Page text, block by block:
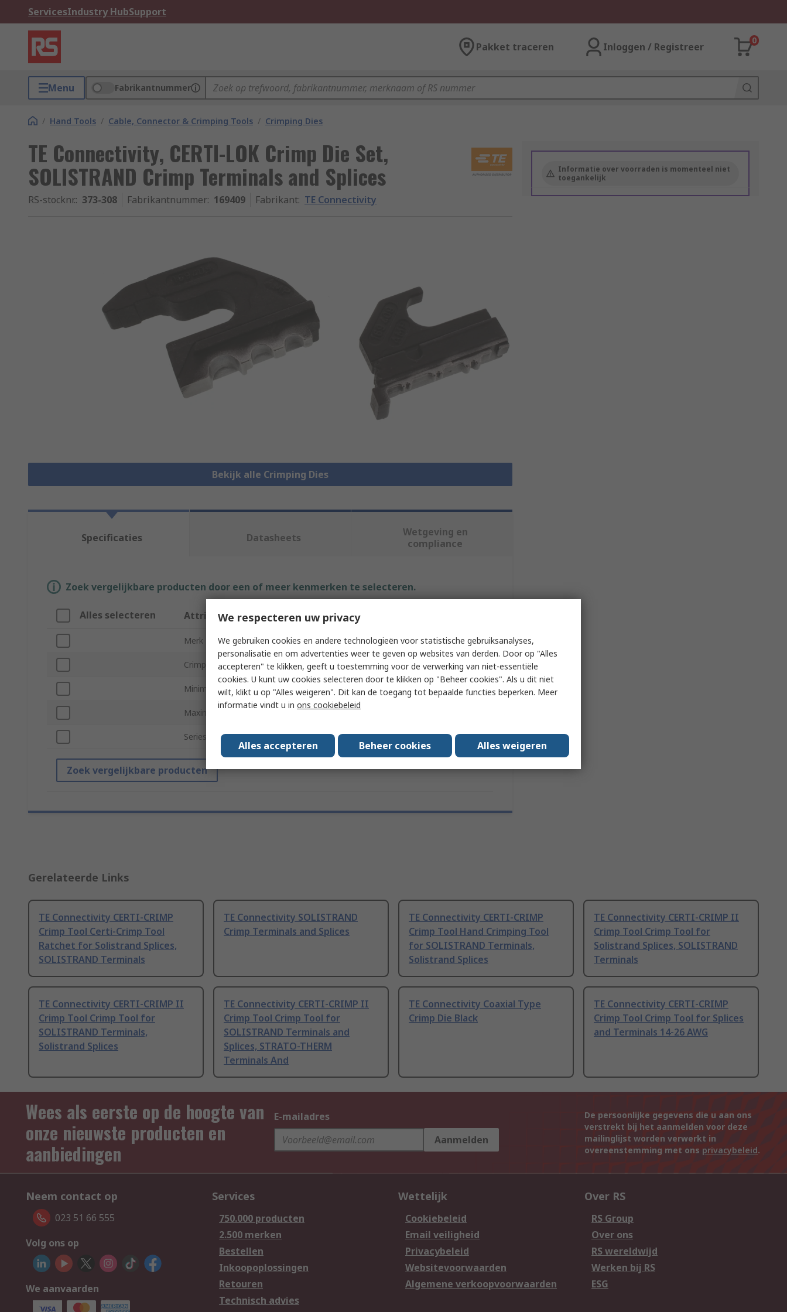
ServicesIndustry HubSupport
Pakket traceren Inloggen / Registreer
0
Menu Fabrikantnummer
/ Hand Tools / Cable, Connector & Crimping Tools / Crimping Dies
TE Connectivity, CERTI-LOK Crimp Die Set,
SOLISTRAND Crimp Terminals and Splices
RS-stocknr.: 373-308 Fabrikantnummer: 169409 Fabrikant: TE Connectivity
Bekijk alle Crimping Dies
Informatie over voorraden is momenteel niet
toegankelijk
Specificaties Datasheets
Wetgeving en
compliance
Zoek vergelijkbare producten door een of meer kenmerken te selecteren.
Alles selecteren Attribuut Waarde
Merk TE Connectivity
Crimp Connector Type SOLISTRAND Crimp Terminals and Splices
Minimum Wire Size AWG 22AWG
Maximum Wire Size AWG 10AWG
Series CERTI-LOK
Zoek vergelijkbare producten
Gerelateerde Links
TE Connectivity CERTI-CRIMP
Crimp Tool Certi-Crimp Tool
Ratchet for Solistrand Splices,
SOLISTRAND Terminals
TE Connectivity SOLISTRAND
Crimp Terminals and Splices
TE Connectivity CERTI-CRIMP
Crimp Tool Hand Crimping Tool
for SOLISTRAND Terminals,
Solistrand Splices
TE Connectivity CERTI-CRIMP II
Crimp Tool Crimp Tool for
Solistrand Splices, SOLISTRAND
Terminals
TE Connectivity CERTI-CRIMP II
Crimp Tool Crimp Tool for
SOLISTRAND Terminals,
Solistrand Splices
TE Connectivity CERTI-CRIMP II
Crimp Tool Crimp Tool for
SOLISTRAND Terminals and
Splices, STRATO-THERM
Terminals And
TE Connectivity Coaxial Type
Crimp Die Black
TE Connectivity CERTI-CRIMP
Crimp Tool Crimp Tool for Splices
and Terminals 14-26 AWG
Wees als eerste op de hoogte van
onze nieuwste producten en
aanbiedingen
E-mailadres
Aanmelden
De persoonlijke gegevens die u aan ons
verstrekt bij het aanmelden voor deze
mailinglijst worden verwerkt in
overeenstemming met ons privacybeleid.
Neem contact op
023 51 66 555
Volg ons op
We aanvaarden
Services
750.000 producten
2.500 merken
Bestellen
Inkoopoplossingen
Retouren
Technisch advies
Wettelijk
Cookiebeleid
Email veiligheid
Privacybeleid
Websitevoorwaarden
Algemene verkoopvoorwaarden
Over RS
RS Group
Over ons
RS wereldwijd
Werken bij RS
ESG
We respecteren uw privacy
We gebruiken cookies en andere technologieën voor statistische gebruiksanalyses,
personalisatie en om advertenties weer te geven op websites van derden. Door op "Alles
accepteren" te klikken, geeft u toestemming voor de verwerking van niet-essentiële
cookies. U kunt uw cookies selecteren door te klikken op "Beheer cookies". Als u dit niet
wilt, klikt u op "Alles weigeren". Dit kan de toegang tot bepaalde functies beperken. Meer
informatie vindt u in ons cookiebeleid
Alles accepteren Beheer cookies Alles weigeren